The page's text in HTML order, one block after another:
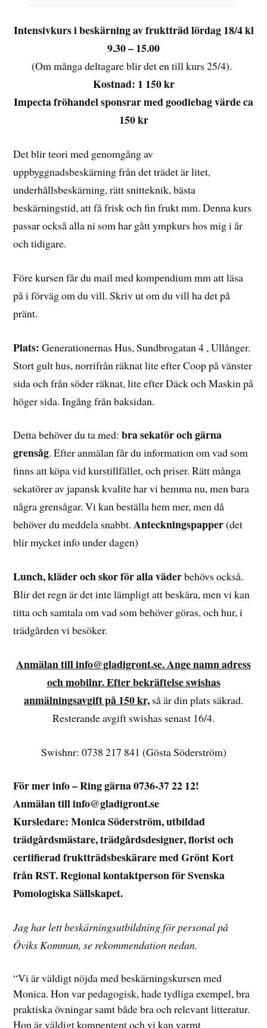
Intensivkurs i beskärning av fruktträd lördag 18/4 kl
9.30 – 15.00
(Om många deltagare blir det en till kurs 25/4).
Kostnad: 1 150 kr
Impecta fröhandel sponsrar med goodiebag värde ca
150 kr
Det blir teori med genomgång av
uppbyggnadsbeskärning från det trädet är litet,
underhållsbeskärning, rätt snitteknik, bästa
beskärningstid, att få frisk och fin frukt mm. Denna kurs
passar också alla ni som har gått ympkurs hos mig i år
och tidigare.
Före kursen får du mail med kompendium mm att läsa
på i förväg om du vill. Skriv ut om du vill ha det på
pränt.
Plats:Generationernas Hus, Sundbrogatan 4 , Ullånger.
Stort gult hus, norrifrån räknat lite efter Coop på vänster
sida och från söder räknat, lite efter Däck och Maskin på
höger sida. Ingång från baksidan.
Detta behöver du ta med:bra sekatör och gärna
grensåg. Efter anmälan får du information om vad som
finns att köpa vid kurstillfället, och priser. Rätt många
sekatörer av japansk kvalite har vi hemma nu, men bara
några grensågar. Vi kan beställa hem mer, men då
behöver du meddela snabbt.Anteckningspapper(det
blir mycket info under dagen)
Lunch, kläder och skor för alla väderbehövs också.
Blir det regn är det inte lämpligt att beskära, men vi kan
titta och samtala om vad som behöver göras, och hur, i
trädgården vi besöker.
Anmälan till info@gladigront.se. Ange namn adress
och mobilnr. Efter bekräftelse swishas
anmälningsavgift på 150 kr, så är din plats säkrad.
Resterande avgift swishas senast 16/4.
Swishnr: 0738 217 841 (Gösta Söderström)
För mer info – Ring gärna 0736-37 22 12!
Anmälan till info@gladigront.se
Kursledare: Monica Söderström, utbildad
trädgårdsmästare, trädgårdsdesigner, florist och
certifierad fruktträdsbeskärare med Grönt Kort
från RST. Regional kontaktperson för Svenska
Pomologiska Sällskapet.
Jag har lett beskärningsutbildning för personal på
Öviks Kommun, se rekommendation nedan.
“Vi är väldigt nöjda med beskärningskursen med
Monica. Hon var pedagogisk, hade tydliga exempel, bra
praktiska övningar samt både bra och relevant litteratur.
Hon är väldigt kompentent och vi kan varmt